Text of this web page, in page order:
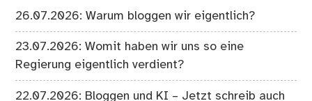
26.07.2026: Warum bloggen wir eigentlich?
23.07.2026: Womit haben wir uns so eine
Regierung eigentlich verdient?
22.07.2026: Bloggen und KI – Jetzt schreib auch